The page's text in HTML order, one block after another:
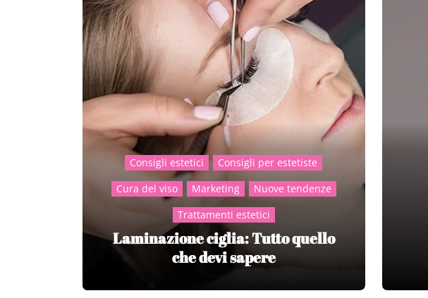
Consigli estetici
Consigli per estetiste
Cura del viso
Marketing
Nuove tendenze
Trattamenti estetici
Laminazione ciglia: Tutto quello
che devi sapere